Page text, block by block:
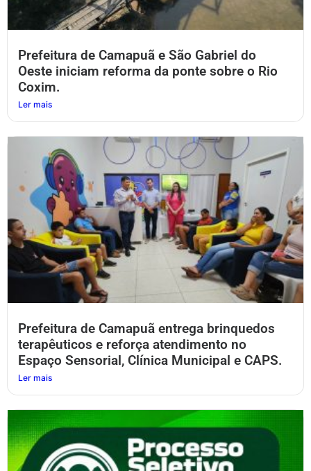
Prefeitura de Camapuã e São Gabriel do
Oeste iniciam reforma da ponte sobre o Rio
Coxim.
Ler mais
Prefeitura de Camapuã entrega brinquedos
terapêuticos e reforça atendimento no
Espaço Sensorial, Clínica Municipal e CAPS.
Ler mais